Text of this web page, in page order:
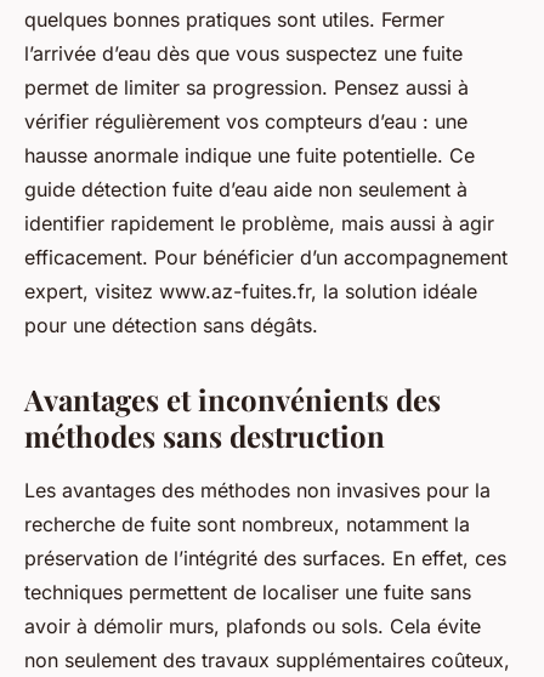
quelques bonnes pratiques sont utiles. Fermer
l’arrivée d’eau dès que vous suspectez une fuite
permet de limiter sa progression. Pensez aussi à
vérifier régulièrement vos compteurs d’eau : une
hausse anormale indique une fuite potentielle. Ce
guide détection fuite d’eau aide non seulement à
identifier rapidement le problème, mais aussi à agir
efficacement. Pour bénéficier d’un accompagnement
expert, visitez www.az-fuites.fr, la solution idéale
pour une détection sans dégâts.
Avantages et inconvénients des
méthodes sans destruction
Les avantages des méthodes non invasives pour la
recherche de fuite sont nombreux, notamment la
préservation de l’intégrité des surfaces. En effet, ces
techniques permettent de localiser une fuite sans
avoir à démolir murs, plafonds ou sols. Cela évite
non seulement des travaux supplémentaires coûteux,